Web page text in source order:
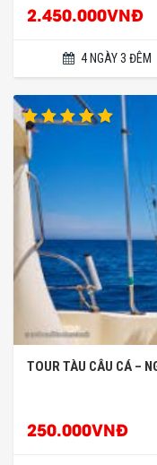
2.450.000VNĐ
4 NGÀY 3 ĐÊM
TOUR TÀU CÂU CÁ –
250.000VNĐ